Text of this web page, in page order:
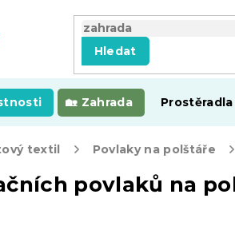
Hledat
Zahrada Prostěradla
textil Povlaky na polštáře
povlaků na